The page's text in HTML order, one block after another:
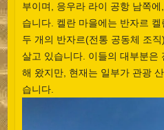
부이며, 응우라 라이 공항 남쪽
습니다. 켈란 마을에는 반자르
두 개의 반자르(전통 공동체 조
살고 있습니다. 이들의 대부분은
해 왔지만, 현재는 일부가 관광
습니다.